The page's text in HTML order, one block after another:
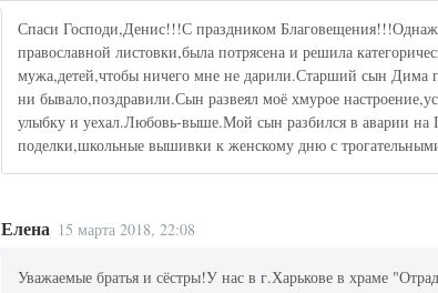
Спаси Господи,Денис!!!С праздником
православной листовки,была потрясена и решила
мужа,детей,чтобы ничего мне не дарили.Старший сын Дима
ни бывало,поздравили.Сын развеял моё хмурое
улыбку и уехал.Любовь-выше.Мой сын разбился в аварии на
поделки,школьные вышивки к женскому дню с
Елена 15 марта 2018, 22:08
Уважаемые братья и сёстры!У нас в г.Харькове в храме